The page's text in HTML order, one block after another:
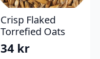
Crisp Flaked
Torrefied Oats
34 kr